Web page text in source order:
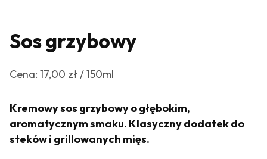
Sos grzybowy
Cena: 17,00 zł / 150ml
Kremowy sos grzybowy o głębokim,
aromatycznym smaku. Klasyczny dodatek do
steków i grillowanych mięs.